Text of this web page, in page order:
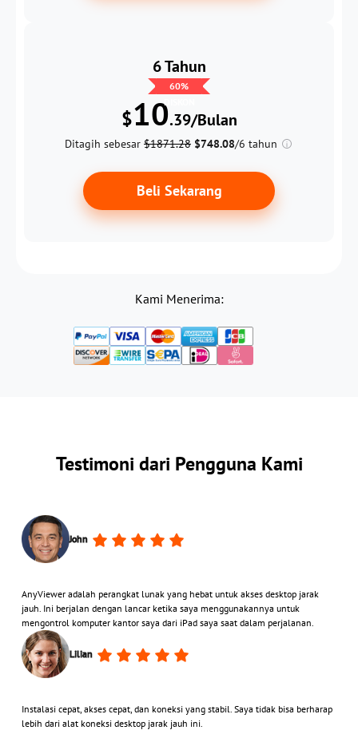
6 Tahun
60%
DISKON
$10.39/Bulan
Ditagih sebesar $1871.28 $748.08/6 tahun
Beli Sekarang
Kami Menerima:
Testimoni dari Pengguna Kami
John
AnyViewer adalah perangkat lunak yang hebat untuk akses desktop jarak
jauh. Ini berjalan dengan lancar ketika saya menggunakannya untuk
mengontrol komputer kantor saya dari iPad saya saat dalam perjalanan.
Lilian
Instalasi cepat, akses cepat, dan koneksi yang stabil. Saya tidak bisa berharap
lebih dari alat koneksi desktop jarak jauh ini.